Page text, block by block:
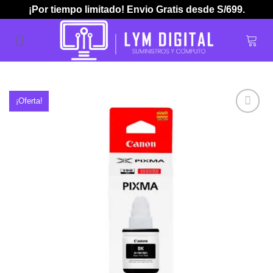
to
content
¡Por tiempo limitado! Envio Gratis desde S/699.
¡Oferta!